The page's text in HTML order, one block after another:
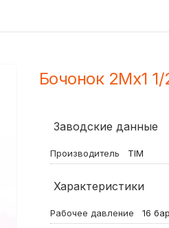
Бочонок 2Mх1
Заводские данные
Производитель TIM
Характеристики
Рабочее давление 16 бар